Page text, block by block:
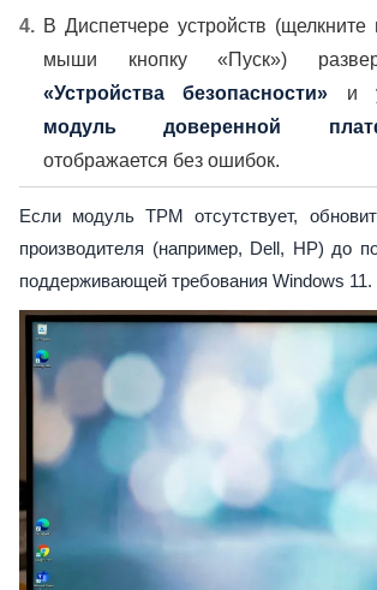
В Диспетчере устройств (щелкните
мыши кнопку «Пуск»)
«Устройства безопасности» и
модуль доверенной
отображается без ошибок.
Если модуль TPM отсутствует,
производителя (например, Dell, HP) до
поддерживающей требования Windows 11.